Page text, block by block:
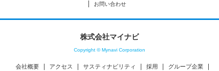
お問い合わせ
株式会社マイナビ
Copyright © Mynavi Corporation
会社概要 アクセス サスティナビリティ 採用 グループ企業